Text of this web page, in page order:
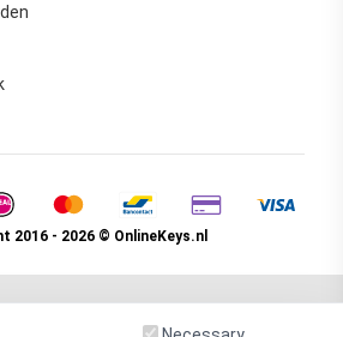
2016 - 2026 © OnlineKeys.nl